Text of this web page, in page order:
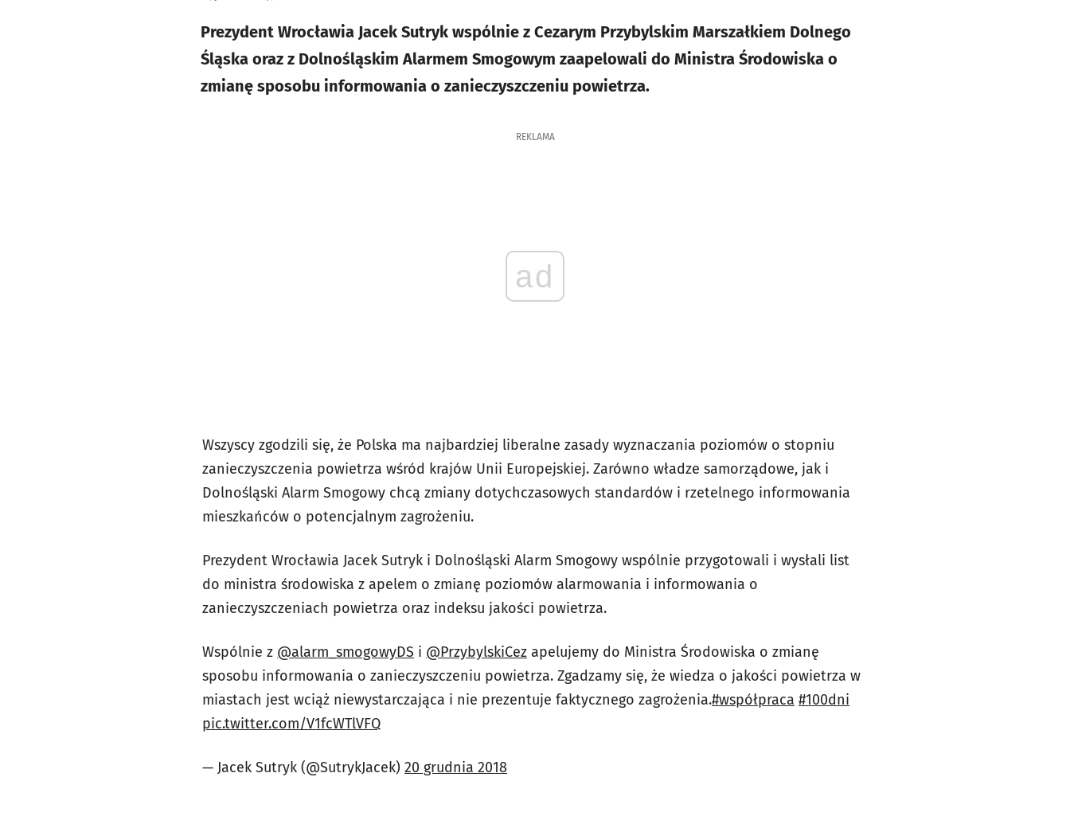
Prezydent Wrocławia Jacek Sutryk wspólnie z Cezarym Przybylskim Marszałkiem Dolnego
Śląska oraz z Dolnośląskim Alarmem Smogowym zaapelowali do Ministra Środowiska o
zmianę sposobu informowania o zanieczyszczeniu powietrza.
REKLAMA
ad
Wszyscy zgodzili się, że Polska ma najbardziej liberalne zasady wyznaczania poziomów o stopniu
zanieczyszczenia powietrza wśród krajów Unii Europejskiej. Zarówno władze samorządowe, jak i
Dolnośląski Alarm Smogowy chcą zmiany dotychczasowych standardów i rzetelnego informowania
mieszkańców o potencjalnym zagrożeniu.
Prezydent Wrocławia Jacek Sutryk i Dolnośląski Alarm Smogowy wspólnie przygotowali i wysłali list
do ministra środowiska z apelem o zmianę poziomów alarmowania i informowania o
zanieczyszczeniach powietrza oraz indeksu jakości powietrza.
Wspólnie z @alarm_smogowyDS i @PrzybylskiCez apelujemy do Ministra Środowiska o zmianę
sposobu informowania o zanieczyszczeniu powietrza. Zgadzamy się, że wiedza o jakości powietrza w
miastach jest wciąż niewystarczająca i nie prezentuje faktycznego zagrożenia.#współpraca #100dni
pic.twitter.com/V1fcWTlVFQ
— Jacek Sutryk (@SutrykJacek) 20 grudnia 2018